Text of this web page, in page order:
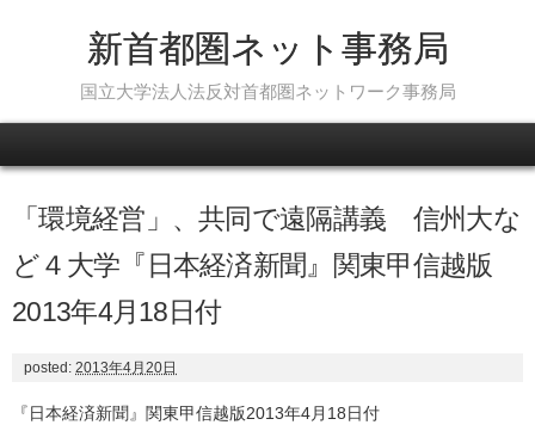
新首都圏ネット事務局
国立大学法人法反対首都圏ネットワーク事務局
「環境経営」、共同で遠隔講義 信州大な
ど４大学『日本経済新聞』関東甲信越版
2013年4月18日付
posted: 2013年4月20日
『日本経済新聞』関東甲信越版2013年4月18日付